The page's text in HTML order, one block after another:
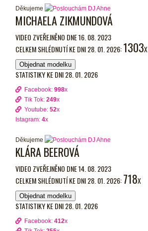
Děkujeme
MICHAELA ZIKMUNDOVÁ
VIDEO ZVEŘEJNĚNO DNE 16. 08. 2023
CELKEM SHLÉDNUTÍ KE DNI 28. 01. 2026:1303X
Objednat modelku
STATISTIKY KE DNI 28. 01. 2026
Facebook:998x
Tik Tok:249x
Youtube:52x
Istagram:4x
Děkujeme
KLÁRA BEEROVÁ
VIDEO ZVEŘEJNĚNO DNE 14. 08. 2023
CELKEM SHLÉDNUTÍ KE DNI 28. 01. 2026:718X
Objednat modelku
STATISTIKY KE DNI 28. 01. 2026
Facebook:412x